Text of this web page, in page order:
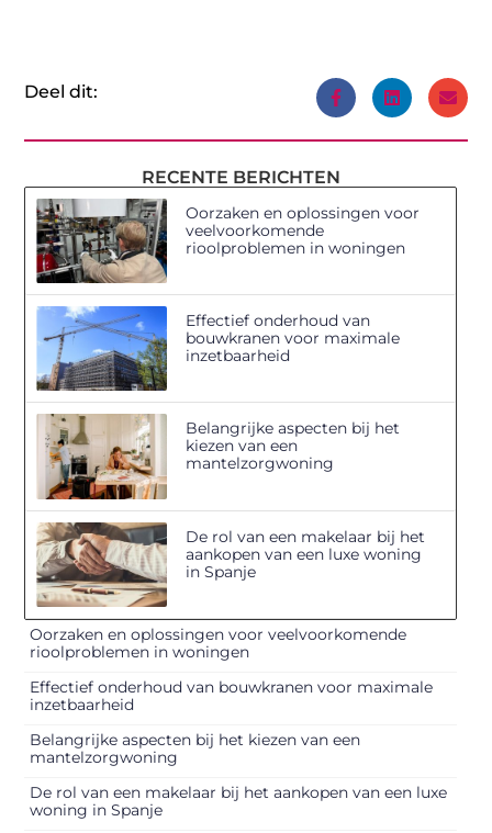
Deel dit:
RECENTE BERICHTEN
Oorzaken en oplossingen voor
veelvoorkomende
rioolproblemen in woningen
Effectief onderhoud van
bouwkranen voor maximale
inzetbaarheid
Belangrijke aspecten bij het
kiezen van een
mantelzorgwoning
De rol van een makelaar bij het
aankopen van een luxe woning
in Spanje
Oorzaken en oplossingen voor veelvoorkomende
rioolproblemen in woningen
Effectief onderhoud van bouwkranen voor maximale
inzetbaarheid
Belangrijke aspecten bij het kiezen van een
mantelzorgwoning
De rol van een makelaar bij het aankopen van een luxe
woning in Spanje